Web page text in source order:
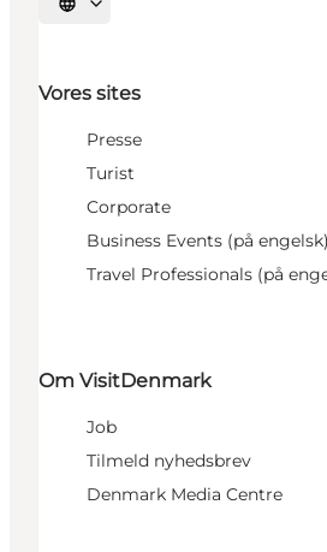
Vælg sprog
Vores sites
Presse
Turist
Corporate
Business Events (på engelsk)
Travel Professionals (på
Om VisitDenmark
Job
Tilmeld nyhedsbrev
Denmark Media Centre